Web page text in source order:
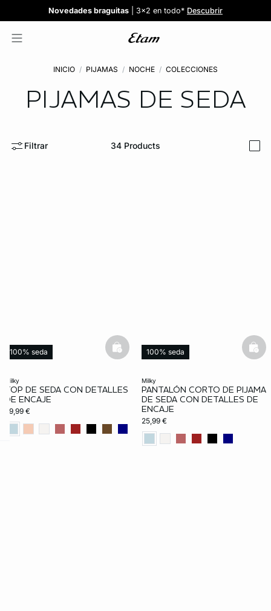
REBAJAS¡Ahora 3x2 en TODO*!Comprar
Confort invisible: Sujetadores desde 19,99€Descubrir
¡Nuevos modelos!: 5 braguitas por 35€Ver todas
Novedades braguitas | 3x2 en todo* Descubrir
INICIO PIJAMAS NOCHE COLECCIONES
PIJAMAS DE SEDA
Filtrar 34 Products
milky
TOP DE SEDA CON DETALLES
DE ENCAJE
39,99 €
100% seda basketfull
milky
PANTALÓN CORTO DE PIJAMA
DE SEDA CON DETALLES DE
ENCAJE
25,99 €
100% seda